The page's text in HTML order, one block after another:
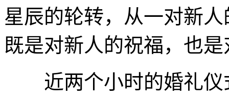
星辰的轮转，从一对新
既是对新人的祝福，也
近两个小时的婚礼仪